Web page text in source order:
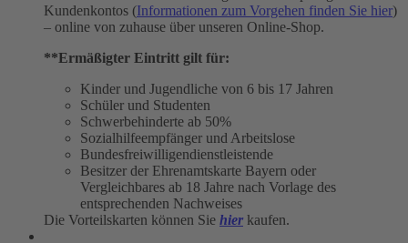
Kundenkontos (Informationen zum Vorgehen finden Sie hier)
– online von zuhause über unseren Online-Shop.
**Ermäßigter Eintritt gilt für:
Kinder und Jugendliche von 6 bis 17 Jahren
Schüler und Studenten
Schwerbehinderte ab 50%
Sozialhilfeempfänger und Arbeitslose
Bundesfreiwilligendienstleistende
Besitzer der Ehrenamtskarte Bayern oder
Vergleichbares ab 18 Jahre nach Vorlage des
entsprechenden Nachweises
Die Vorteilskarten können Sie hier kaufen.